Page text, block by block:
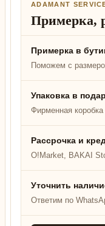
ADAMANT
Примерка,
Примерка в
Поможем с
Упаковка в
Фирменная
Рассрочка и
O!Market, BAKAI
Уточнить
Ответим по